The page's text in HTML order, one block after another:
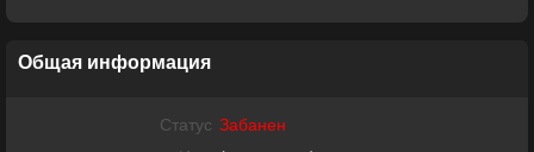
Общая информация
Статус Забанен